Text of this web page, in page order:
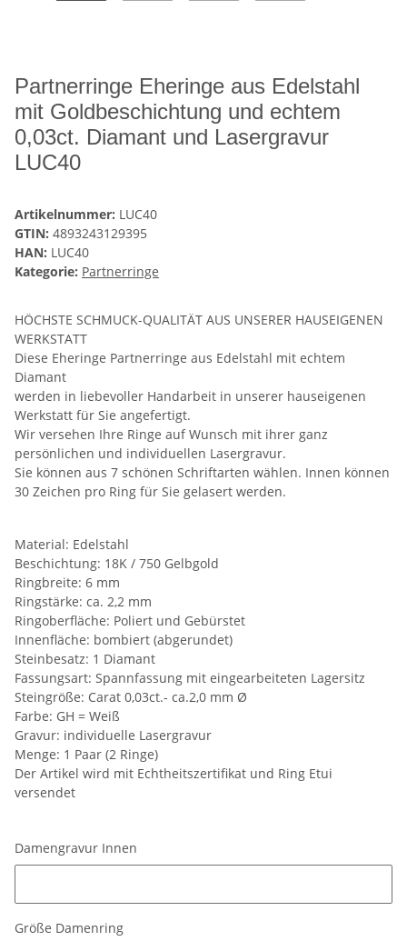
Partnerringe Eheringe aus Edelstahl
mit Goldbeschichtung und echtem
0,03ct. Diamant und Lasergravur
LUC40
Artikelnummer: LUC40
GTIN: 4893243129395
HAN: LUC40
Kategorie: Partnerringe
HÖCHSTE SCHMUCK-QUALITÄT AUS UNSERER HAUSEIGENEN
WERKSTATT
Diese Eheringe Partnerringe aus Edelstahl mit echtem
Diamant
werden in liebevoller Handarbeit in unserer hauseigenen
Werkstatt für Sie angefertigt.
Wir versehen Ihre Ringe auf Wunsch mit ihrer ganz
persönlichen und individuellen Lasergravur.
Sie können aus 7 schönen Schriftarten wählen. Innen können
30 Zeichen pro Ring für Sie gelasert werden.
Material: Edelstahl
Beschichtung: 18K / 750 Gelbgold
Ringbreite: 6 mm
Ringstärke: ca. 2,2 mm
Ringoberfläche: Poliert und Gebürstet
Innenfläche: bombiert (abgerundet)
Steinbesatz: 1 Diamant
Fassungsart: Spannfassung mit eingearbeiteten Lagersitz
Steingröße: Carat 0,03ct.- ca.2,0 mm Ø
Farbe: GH = Weiß
Gravur: individuelle Lasergravur
Menge: 1 Paar (2 Ringe)
Der Artikel wird mit Echtheitszertifikat und Ring Etui
versendet
Damengravur Innen
Größe Damenring